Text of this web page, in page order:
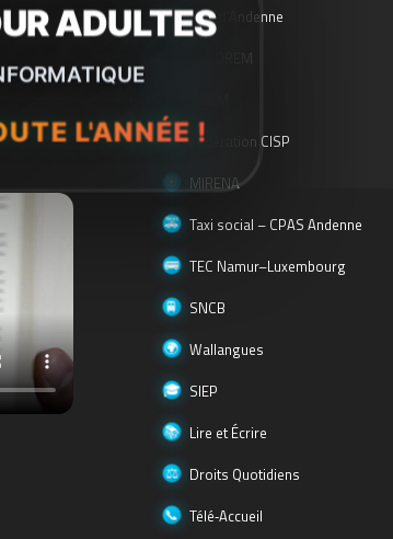
ADULTES
L'ANNÉE !
Ville d’Andenne
Le FOREM
Fédération CISP
MIRENA
Taxi social – CPAS Andenne
TEC Namur–Luxembourg
SNCB
Wallangues
SIEP
Lire et Écrire
Droits Quotidiens
Télé‑Accueil